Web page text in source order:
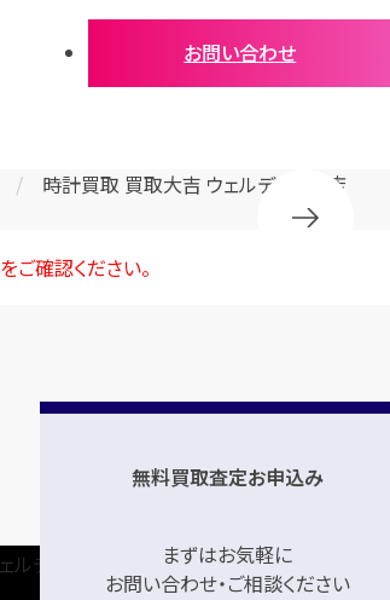
お問い合わせ
時計買取 買取大吉 ウェルディ長泉店
をご確認ください。
無料買取査定お申込み
まずはお気軽に
お問い合わせ・ご相談ください